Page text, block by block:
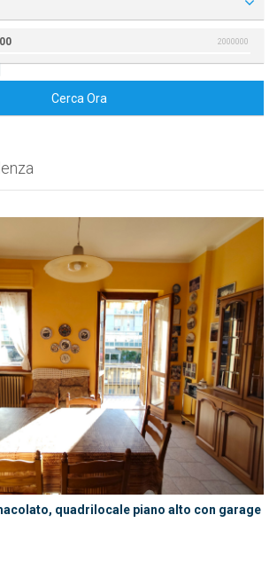
2000000
Cerca Ora
quadrilocale piano alto con garage